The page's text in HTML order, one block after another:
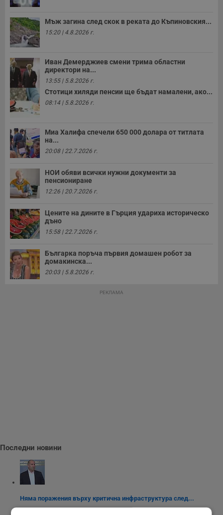
Мъж загина след скок в реката до Къпиновския...
15:20 | 4.8.2026 г.
Иван Демерджиев смени трима областни
директори на...
13:55 | 5.8.2026 г.
Стотици хиляди пенсии ще бъдат намалени, ако...
08:14 | 5.8.2026 г.
Миа Халифа спечели 650 000 долара от титлата
на...
20:08 | 22.7.2026 г.
НОИ обяви всички нужни документи за
пенсиониране
12:26 | 20.7.2026 г.
Цените на дините в Гърция удариха историческо
дъно
15:58 | 22.7.2026 г.
Българка поръча първия домашен робот за
домакинска...
20:03 | 5.8.2026 г.
РЕКЛАМА
Последни новини
Няма поражения върху критична инфраструктура след...